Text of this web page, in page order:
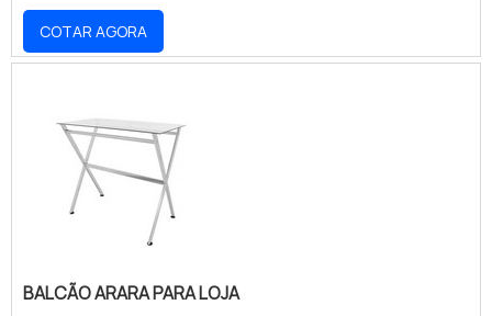
ergonômico e seu acabamento de alta
qualidade garantem que seu balcão seja
durável e resistente ao uso diário. Além
limpar, tornando-o a escolha ideal para lojas
que buscam praticidade e modernidade.
COTAR AGORA
BALCÃO ARARA PARA LOJA